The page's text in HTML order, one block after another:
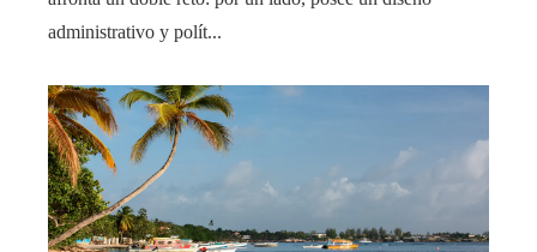
administrativo y polít...